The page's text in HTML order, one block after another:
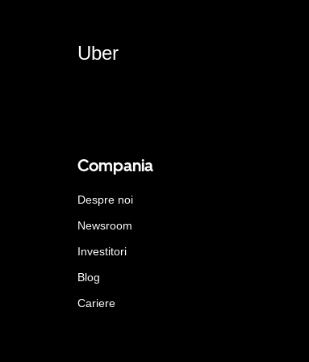
Uber
Compania
Despre noi
Newsroom
Investitori
Blog
Cariere